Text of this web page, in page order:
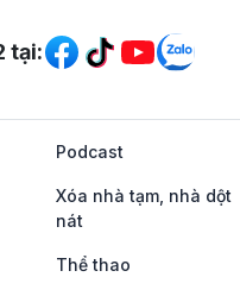
hội
tại:
Podcast
Xóa nhà tạm, nhà dột
nát
Thể thao